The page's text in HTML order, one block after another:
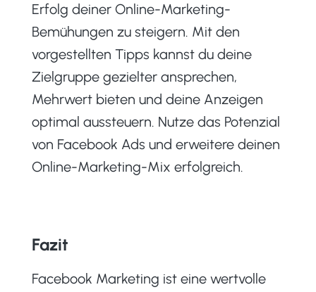
Erfolg deiner Online-Marketing-
Bemühungen zu steigern. Mit den
vorgestellten Tipps kannst du deine
Zielgruppe gezielter ansprechen,
Mehrwert bieten und deine Anzeigen
optimal aussteuern. Nutze das Potenzial
von Facebook Ads und erweitere deinen
Online-Marketing-Mix erfolgreich.
Fazit
Facebook Marketing ist eine wertvolle